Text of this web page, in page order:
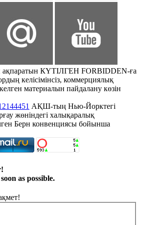
ақпаратын КҮТІЛГЕН FORBIDDEN-ға
келісімінсіз, коммерциялық
материалын пайдалану көзін
АҚШ-тың Нью-Йорктегі
жөніндегі халықаралық
Берн конвенциясы бойынша
as possible.